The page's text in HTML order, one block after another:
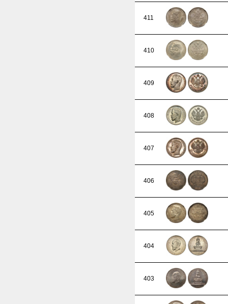
411
410
409
408
407
406
405
404
403